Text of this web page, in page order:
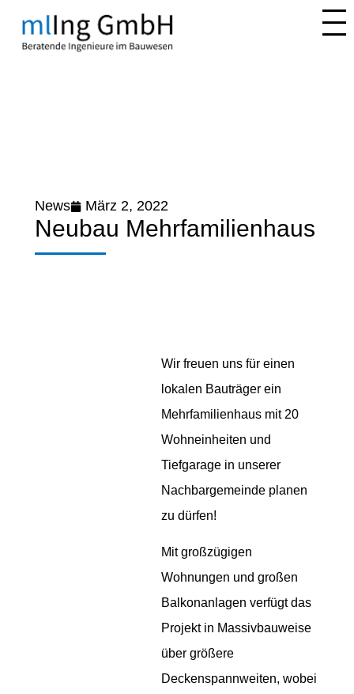
News März 2, 2022
Neubau Mehrfamilienhaus
Wir freuen uns für einen
lokalen Bauträger ein
Mehrfamilienhaus mit 20
Wohneinheiten und
Tiefgarage in unserer
Nachbargemeinde planen
zu dürfen!
Mit großzügigen
Wohnungen und großen
Balkonanlagen verfügt das
Projekt in Massivbauweise
über größere
Deckenspannweiten, wobei